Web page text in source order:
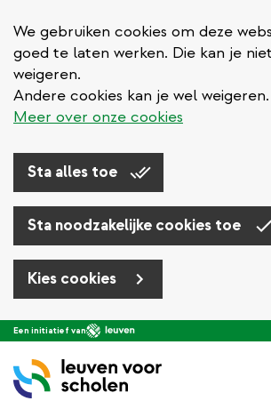
We gebruiken cookies om deze
goed te laten werken. Die kan je niet
weigeren.
Andere cookies kan je wel weigeren.
Meer over onze cookies
Sta alles toe
Sta noodzakelijke cookies toe
Kies cookies
Overslaan
naar
de
Een initiatief van